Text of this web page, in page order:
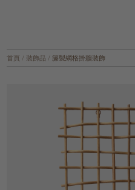
首頁 / 裝飾品 / 籐製網格掛牆裝飾